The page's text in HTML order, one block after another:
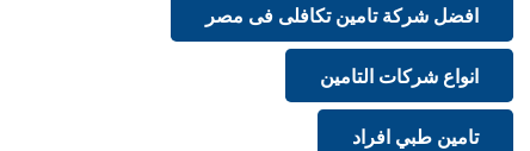
افضل شركة تامين تكافلى فى مصر
انواع شركات التامين
تامين طبي افراد